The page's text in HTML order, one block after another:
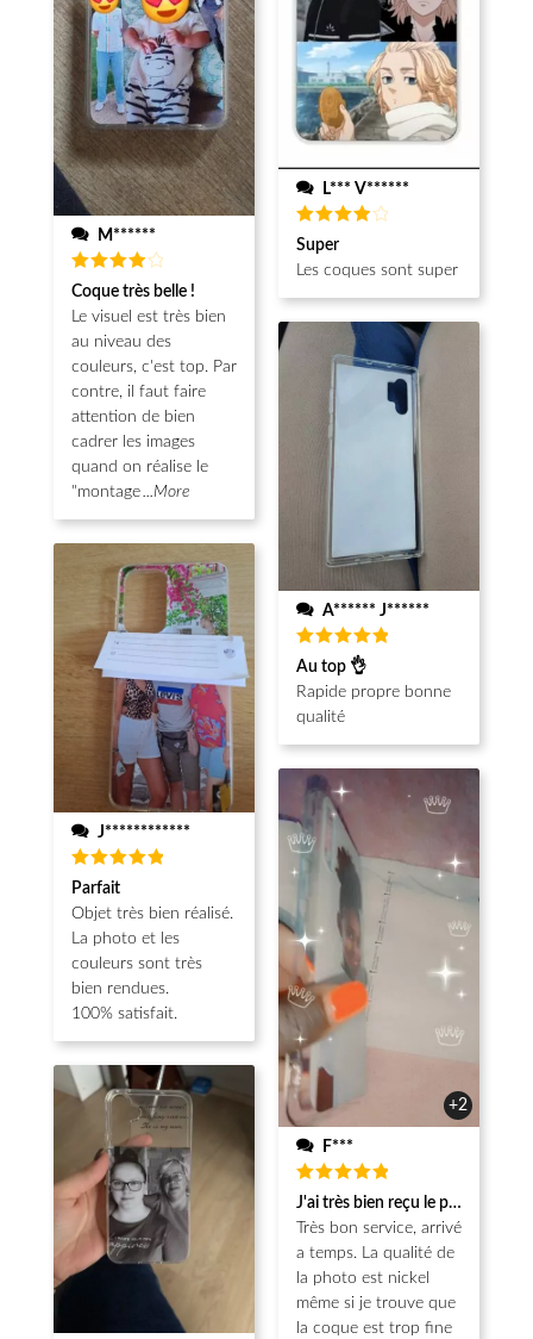
M******
Note4
sur 5
Coque très belle !
Le visuel est très bien
au niveau des
couleurs, c'est top. Par
contre, il faut faire
attention de bien
cadrer les images
quand on réalise le
"montage...More
J************
Note5
sur 5
Parfait
Objet très bien réalisé.
La photo et les
couleurs sont très
bien rendues.
100% satisfait.
L*** V******
Note
sur 5
Super
Les coques sont super
A****** J******
Note5
sur 5
Au top 👌
Rapide propre bonne
qualité
+2
F***
Note5
sur 5
J'ai très bien reçu le produit.
Très bon service, arrivé
a temps. La qualité de
la photo est nickel
même si je trouve que
la coque est trop fine